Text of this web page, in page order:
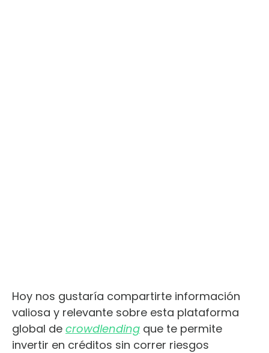
Hoy nos gustaría compartirte información
valiosa y relevante sobre esta plataforma
global de crowdlending que te permite
invertir en créditos sin correr riesgos